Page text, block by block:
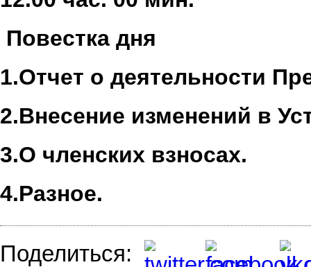
Повестка дня
1.Отчет о деятельности
2.Внесение изменений в
3.О членских взносах.
4.Разное.
Поделиться: